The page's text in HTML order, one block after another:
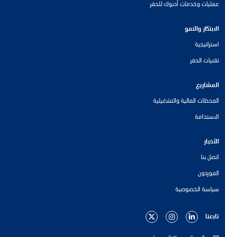
عمليات وخدمات أدنوك للحفر
الابتكار والنمو
استراتيجية
تقنيات الحفر
المشاريع
المحطات المالية والتشغيلية
الاستدامة
الأخبار
اتصل بنا
الموردون
سياسة الخصوصية
تابعنا